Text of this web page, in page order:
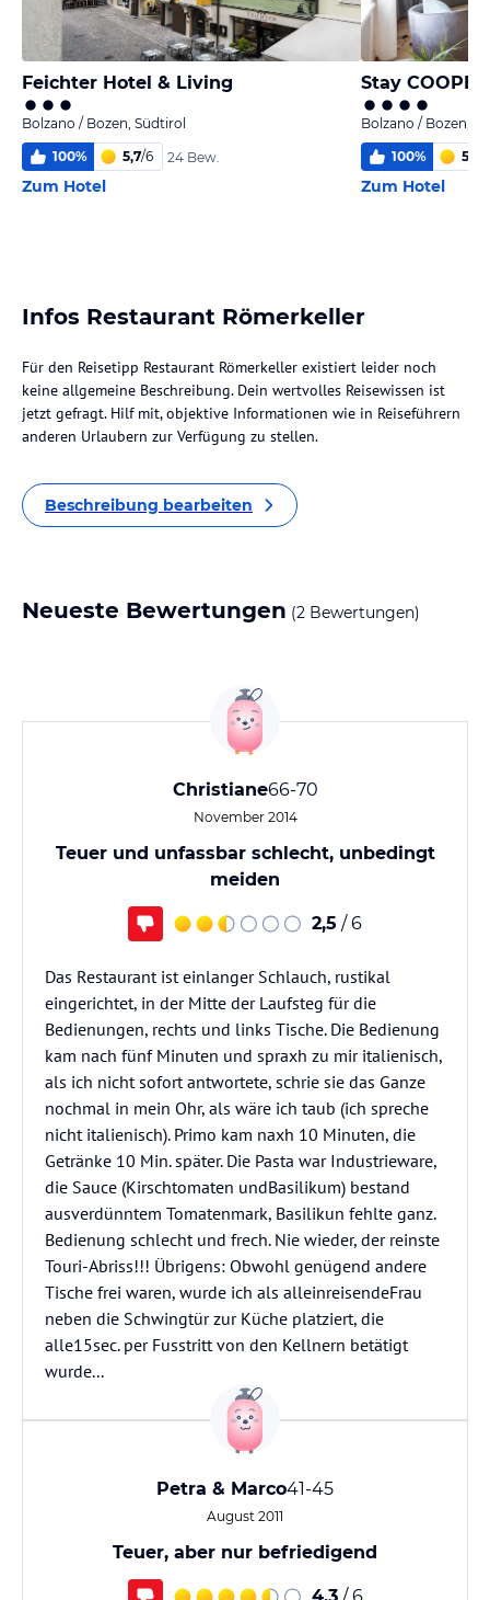
Feichter Hotel & Living
Bolzano / Bozen, Südtirol
100% 5,7/6 24 Bew.
Zum Hotel
Stay
Bolzano / Bozen,
100% 5,4
Zum Hotel
Infos Restaurant Römerkeller
Für den Reisetipp Restaurant Römerkeller existiert leider noch
keine allgemeine Beschreibung. Dein wertvolles Reisewissen ist
jetzt gefragt. Hilf mit, objektive Informationen wie in Reiseführern
anderen Urlaubern zur Verfügung zu stellen.
Beschreibung bearbeiten
Neueste Bewertungen (2 Bewertungen)
Christiane66-70
November 2014
Teuer und unfassbar schlecht, unbedingt
meiden
2,5 / 6
Das Restaurant ist einlanger Schlauch, rustikal
eingerichtet, in der Mitte der Laufsteg für die
Bedienungen, rechts und links Tische. Die Bedienung
kam nach fünf Minuten und spraxh zu mir italienisch,
als ich nicht sofort antwortete, schrie sie das Ganze
nochmal in mein Ohr, als wäre ich taub (ich spreche
nicht italienisch). Primo kam naxh 10 Minuten, die
Getränke 10 Min. später. Die Pasta war Industrieware,
die Sauce (Kirschtomaten undBasilikum) bestand
ausverdünntem Tomatenmark, Basilikun fehlte ganz.
Bedienung schlecht und frech. Nie wieder, der reinste
Touri-Abriss!!! Übrigens: Obwohl genügend andere
Tische frei waren, wurde ich als alleinreisendeFrau
neben die Schwingtür zur Küche platziert, die
alle15sec. per Fusstritt von den Kellnern betätigt
wurde...
Petra & Marco41-45
August 2011
Teuer, aber nur befriedigend